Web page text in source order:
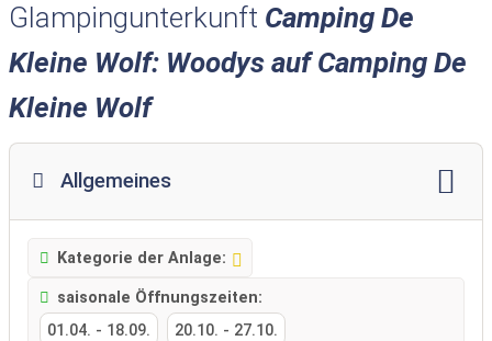
Glampingunterkunft Camping De
Kleine Wolf: Woodys auf Camping De
Kleine Wolf
Allgemeines
Kategorie der Anlage:
saisonale Öffnungszeiten:
01.04. - 18.09. 20.10. - 27.10.